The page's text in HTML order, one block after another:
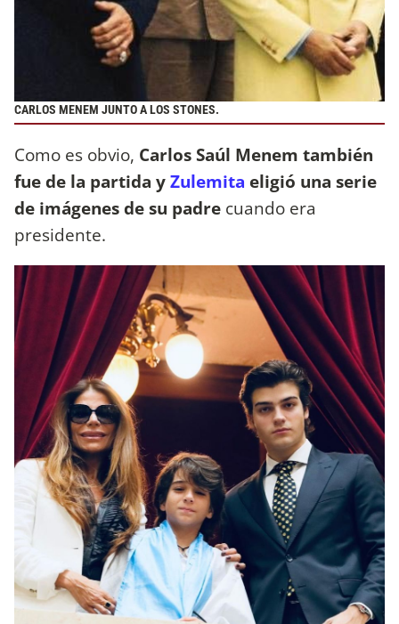
CARLOS MENEM JUNTO A LOS STONES.
Como es obvio, Carlos Saúl Menem también
fue de la partida yZulemita eligió una serie
de imágenes de su padre cuando era
presidente.